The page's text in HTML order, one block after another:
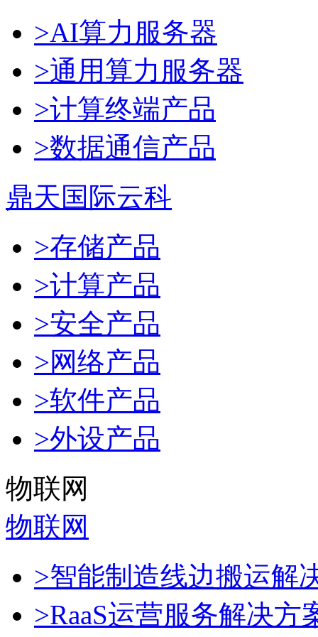
>AI算力服务器
>通用算力服务器
>计算终端产品
>数据通信产品
鼎天国际云科
>存储产品
>计算产品
>安全产品
>网络产品
>软件产品
>外设产品
物联网
物联网
>智能制造线边搬运解
>RaaS运营服务解决方